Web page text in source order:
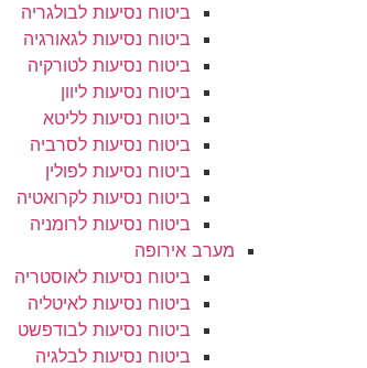
ביטוח נסיעות לבולגריה
ביטוח נסיעות לגאורגיה
ביטוח נסיעות לטורקיה
ביטוח נסיעות ליוון
ביטוח נסיעות לליטא
ביטוח נסיעות לסרביה
ביטוח נסיעות לפולין
ביטוח נסיעות לקרואטיה
ביטוח נסיעות לרומניה
מערב אירופה
ביטוח נסיעות לאוסטריה
ביטוח נסיעות לאיטליה
ביטוח נסיעות לבודפשט
ביטוח נסיעות לבלגיה